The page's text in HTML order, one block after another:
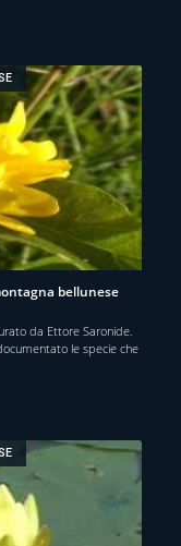
bellunese
da Ettore Saronide.
le specie che